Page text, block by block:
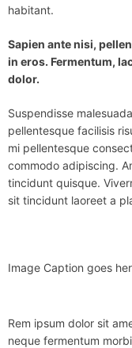
habitant.
Sapien ante nisi,
in eros. Fermentum,
dolor.
Suspendisse
pellentesque facilisis
mi pellentesque
commodo adipiscing.
tincidunt quisque.
sit tincidunt laoreet a
Image Caption goes
Rem ipsum dolor sit
neque fermentum